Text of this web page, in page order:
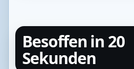
Besoffen in 20
Sekunden